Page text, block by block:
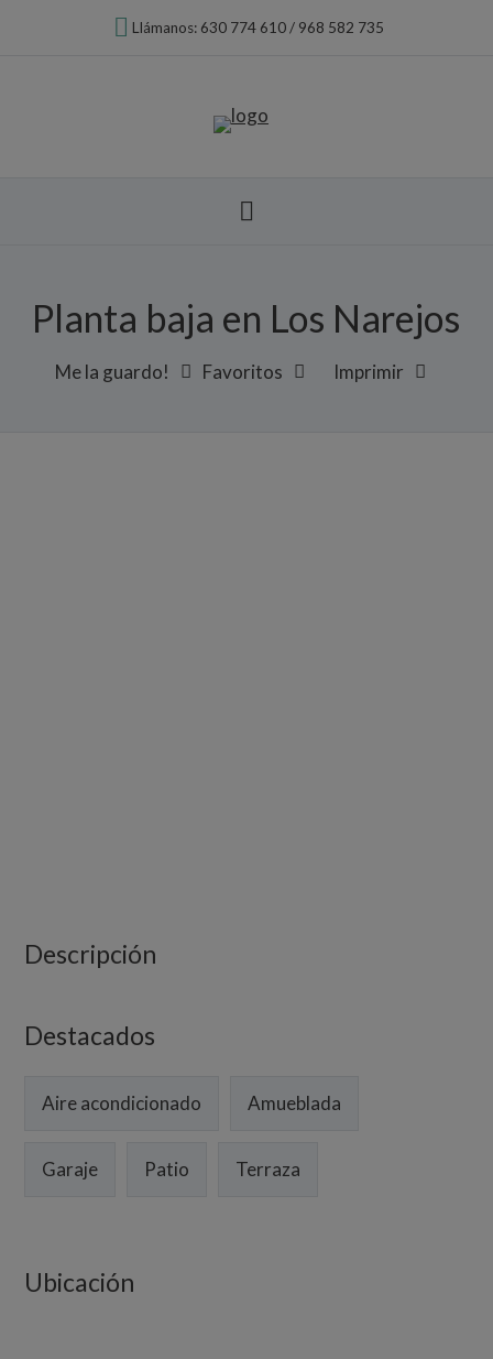
Llámanos: 630 774 610 / 968 582 735
Planta baja en Los Narejos
Me la guardo! Favoritos Imprimir
Descripción
Destacados
Aire acondicionado Amueblada
Garaje Patio Terraza
Ubicación